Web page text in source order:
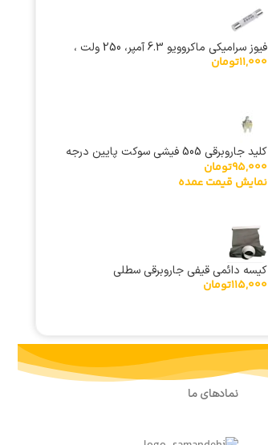
فیوز سرامیکی ماکروویو 6.3 آمپر، 250 ولت ،
سایز 6×30 میلی متر
11,000تومان
کلید جاروبرقی 505 فیشی سوکت پایین درجه
یک خارجی
95,000تومان
نمایش قیمت عمده
کیسه دائمی قیفی جاروبرقی سطلی
115,000تومان
نمادهای ما